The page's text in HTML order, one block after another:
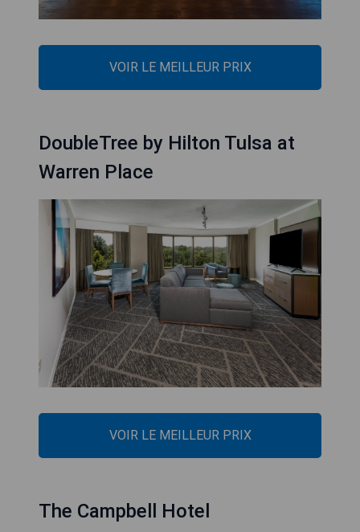
VOIR LE MEILLEUR PRIX
DoubleTree by Hilton Tulsa at
Warren Place
VOIR LE MEILLEUR PRIX
The Campbell Hotel